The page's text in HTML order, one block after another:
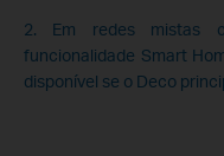
2. Em redes mistas
funcionalidade Smart
disponível se o Deco